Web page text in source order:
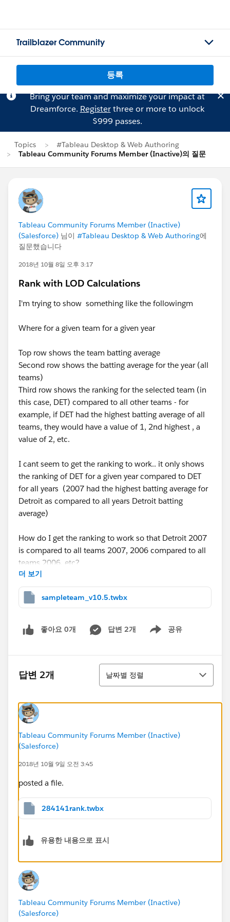
Trailblazer Community
등록
Bring your team and maximize your impact at
Dreamforce. Registerthree or more to unlock
$999 passes.
Topics
#Tableau Desktop & Web Authoring
Tableau Community Forums Member (Inactive)의 질문
Tableau Community Forums Member (Inactive)
(Salesforce) 님이 #Tableau Desktop & Web Authoring에
질문했습니다
2018년 10월 8일 오후 3:17
Rank with LOD Calculations
I'm trying to show something like the followingm
Where for a given team for a given year
Top row shows the team batting average
Second row shows the batting average for the year (all
teams)
Third row shows the ranking for the selected team (in
this case, DET) compared to all other teams - for
example, if DET had the highest batting average of all
teams, they would have a value of 1, 2nd highest , a
value of 2, etc.
I cant seem to get the ranking to work.. it only shows
the ranking of DET for a given year compared to DET
for all years (2007 had the highest batting average for
Detroit as compared to all years Detroit batting
average)
How do I get the ranking to work so that Detroit 2007
is compared to all teams 2007, 2006 compared to all
teams 2006, etc?
Thanks
더 보기
sampleteam_v10.5.twbx
좋아요 0개 답변 2개 공유
Show menu
답변 2개
정렬
날짜별 정렬
Tableau Community Forums Member (Inactive)
(Salesforce)
2018년 10월 9일 오전 3:45
posted a file.
284141rank.twbx
유용한 내용으로 표시
Tableau Community Forums Member (Inactive)
(Salesforce)